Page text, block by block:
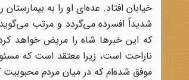
خیابان افتاد. عده‌ای او را به
شدیداً افسرده می‌گردد و مرتب
که این خبرها شاه را مریض خواهد
ناراحت است، زیرا معتقد است که
موفق شده‌ام که در میان مردم